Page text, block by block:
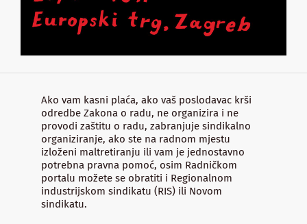
Ako vam kasni plaća, ako vaš poslodavac krši
odredbe Zakona o radu, ne organizira i ne
provodi zaštitu o radu, zabranjuje sindikalno
organiziranje, ako ste na radnom mjestu
izloženi maltretiranju ili vam je jednostavno
potrebna pravna pomoć, osim Radničkom
portalu možete se obratiti i Regionalnom
industrijskom sindikatu (RIS) ili Novom
sindikatu.